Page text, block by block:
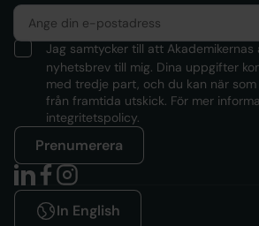
In English
Jag samtycker till att
nyhetsbrev till mig. Dina uppgifter
med tredje part, och du kan när
från framtida utskick. För mer
integritetspolicy.
Prenumerera